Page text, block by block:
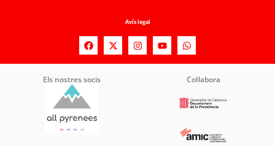
Avís legal
Els nostres socis Col·labora